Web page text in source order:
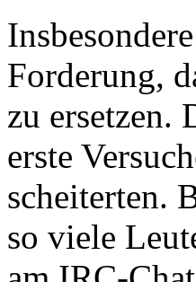
Forderung,
zu ersetzen.
erste
scheiterten.
so viele